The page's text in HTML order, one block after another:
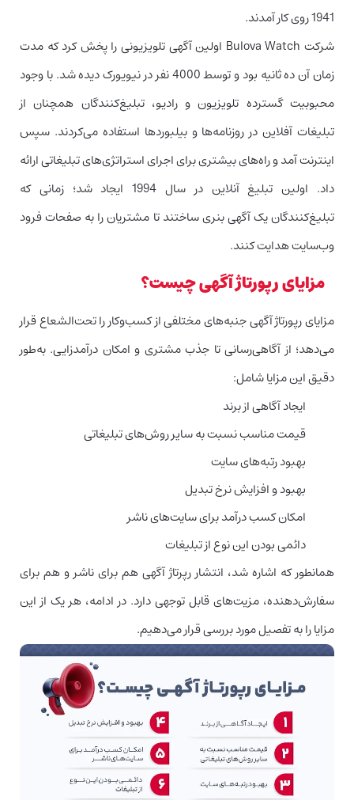
1941 روی کار آمدند.
شرکت Bulova Watch اولین آگهی تلویزیونی را پخش کرد که مدت
زمان آن ده ثانیه بود و توسط 4000 نفر در نیویورک دیده شد. با وجود
محبوبیت گسترده تلویزیون و رادیو، تبلیغ‌کنندگان همچنان از
تبلیغات آفلاین در روزنامه‌ها و بیلبوردها استفاده می‌کردند. سپس
اینترنت آمد و راه‌های بیشتری برای اجرای استراتژی‌های تبلیغاتی ارائه
داد. اولین تبلیغ آنلاین در سال 1994 ایجاد شد؛ زمانی که
تبلیغ‌کنندگان یک آگهی بنری ساختند تا مشتریان را به صفحات فرود
وب‌سایت هدایت کنند.
مزایای رپورتاژ آگهی چیست؟
مزایای رپورتاژ آگهی جنبه‌های مختلفی از کسب‌وکار را تحت‌الشعاع قرار
می‌دهد؛ از آگاهی‌رسانی تا جذب مشتری و امکان درآمدزایی. به‌طور
دقیق این مزایا شامل:
ایجاد آگاهی از برند
قیمت مناسب نسبت به سایر روش‌های تبلیغاتی
بهبود رتبه‌های سایت
بهبود و افزایش نرخ تبدیل
امکان کسب درآمد برای سایت‌های ناشر
دائمی بودن این نوع از تبلیغات
همانطور که اشاره شد، انتشار رپرتاژ آگهی هم برای ناشر و هم برای
سفارش‌دهنده، مزیت‌های قابل توجهی دارد. در ادامه، هر یک از این
مزایا را به تفصیل مورد بررسی قرار می‌دهیم.